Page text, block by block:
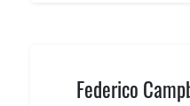
Federico